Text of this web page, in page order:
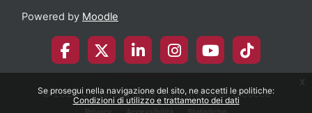
Se prosegui nella navigazione del sito, ne accetti le politiche:
Condizioni di utilizzo e trattamento dei dati
x
Powered by Moodle
© 2026 Università degli Studi di Milano-Bicocca